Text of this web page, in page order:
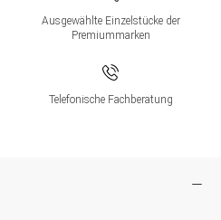
Ausgewählte Einzelstücke der
Premiummarken
Telefonische Fachberatung